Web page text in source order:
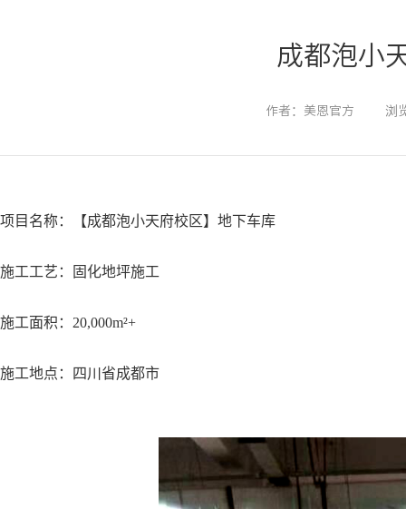
成都泡小
作者：美恩官方 浏
项目名称：【成都泡小天府校区】地下车库
施工工艺：固化地坪施工
施工面积：20,000m²+
施工地点：四川省成都市